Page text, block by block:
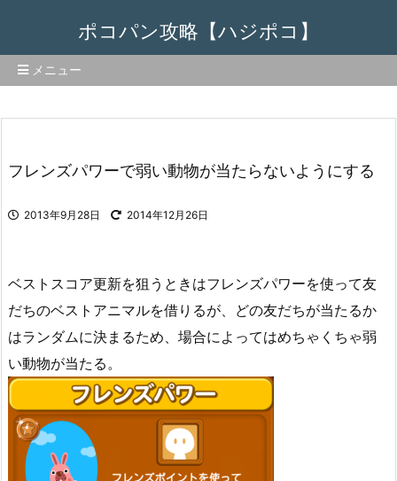
ポコパン攻略【ハジポコ】
メニュー
フレンズパワーで弱い動物が当たらないようにする
2013年9月28日 2014年12月26日
ベストスコア更新を狙うときはフレンズパワーを使って友
だちのベストアニマルを借りるが、どの友だちが当たるか
はランダムに決まるため、場合によってはめちゃくちゃ弱
い動物が当たる。